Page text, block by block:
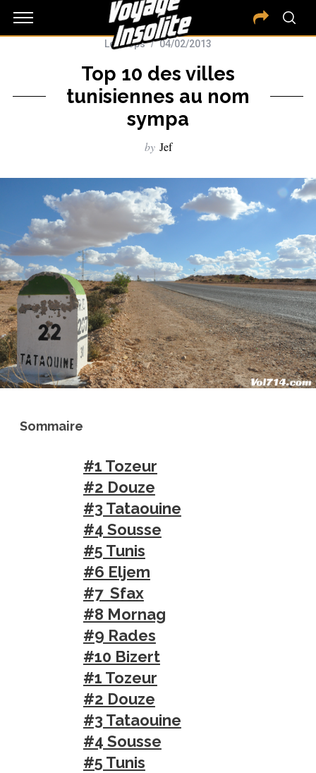
Les Tops 04/02/2013
Top 10 des villes
tunisiennes au nom
sympa
by Jef
Sommaire
#1 Tozeur
#2 Douze
#3 Tataouine
#4 Sousse
#5 Tunis
#6 Eljem
#7 Sfax
#8 Mornag
#9 Rades
#10 Bizert
#1 Tozeur
#2 Douze
#3 Tataouine
#4 Sousse
#5 Tunis